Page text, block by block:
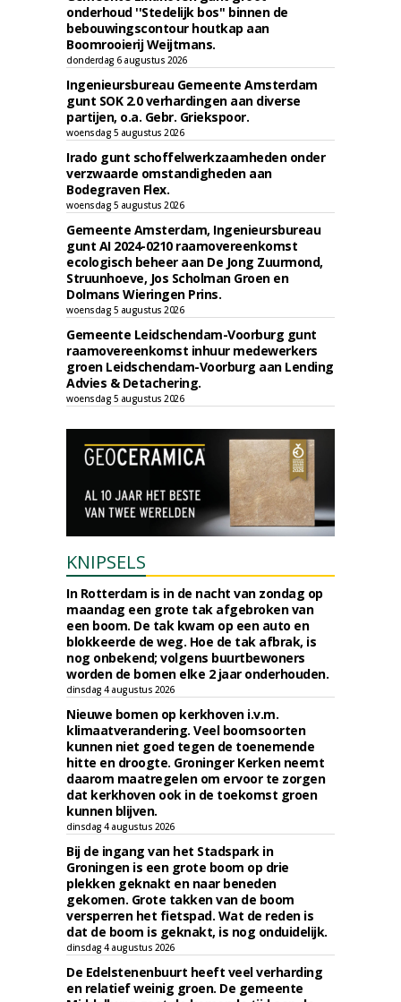
onderhoud ''Stedelijk bos'' binnen de
bebouwingscontour houtkap aan
Boomrooierij Weijtmans.
donderdag 6 augustus 2026
Ingenieursbureau Gemeente Amsterdam
gunt SOK 2.0 verhardingen aan diverse
partijen, o.a. Gebr. Griekspoor.
woensdag 5 augustus 2026
Irado gunt schoffelwerkzaamheden onder
verzwaarde omstandigheden aan
Bodegraven Flex.
woensdag 5 augustus 2026
Gemeente Amsterdam, Ingenieursbureau
gunt AI 2024-0210 raamovereenkomst
ecologisch beheer aan De Jong Zuurmond,
Struunhoeve, Jos Scholman Groen en
Dolmans Wieringen Prins.
woensdag 5 augustus 2026
Gemeente Leidschendam-Voorburg gunt
raamovereenkomst inhuur medewerkers
groen Leidschendam-Voorburg aan Lending
Advies & Detachering.
woensdag 5 augustus 2026
KNIPSELS
In Rotterdam is in de nacht van zondag op
maandag een grote tak afgebroken van
een boom. De tak kwam op een auto en
blokkeerde de weg. Hoe de tak afbrak, is
nog onbekend; volgens buurtbewoners
worden de bomen elke 2 jaar onderhouden.
dinsdag 4 augustus 2026
Nieuwe bomen op kerkhoven i.v.m.
klimaatverandering. Veel boomsoorten
kunnen niet goed tegen de toenemende
hitte en droogte. Groninger Kerken neemt
daarom maatregelen om ervoor te zorgen
dat kerkhoven ook in de toekomst groen
kunnen blijven.
dinsdag 4 augustus 2026
Bij de ingang van het Stadspark in
Groningen is een grote boom op drie
plekken geknakt en naar beneden
gekomen. Grote takken van de boom
versperren het fietspad. Wat de reden is
dat de boom is geknakt, is nog onduidelijk.
dinsdag 4 augustus 2026
De Edelstenenbuurt heeft veel verharding
en relatief weinig groen. De gemeente